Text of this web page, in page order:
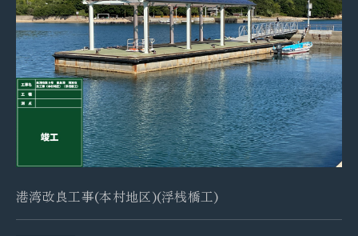
港湾改良工事(本村地区)(浮桟橋工)